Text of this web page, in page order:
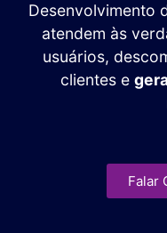
Desenvolvimento
atendem às
usuários,
clientes e
Falar